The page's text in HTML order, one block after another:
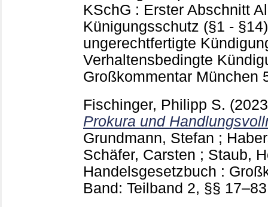
KSchG : Erster Abschnitt
Künigungsschutz (§1 -
ungerechtfertigte
Verhaltensbedingte
Großkommentar München
Fischinger, Philipp S.
Prokura und
Grundmann, Stefan ;
Schäfer, Carsten ; Staub,
Handelsgesetzbuch :
Band: Teilband 2, §§